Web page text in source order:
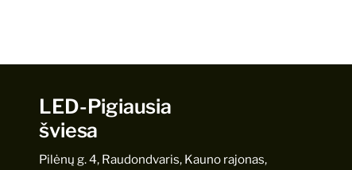
LED-Pigiausia
šviesa
Pilėnų g. 4, Raudondvaris, Kauno rajonas,